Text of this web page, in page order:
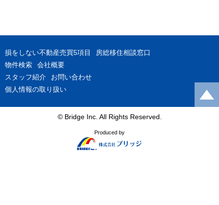
損をしない不動産売買5項目
房総移住相談窓口
物件検索
会社概要
スタッフ紹介
お問い合わせ
個人情報の取り扱い
© Bridge Inc. All Rights Reserved.
Produced by